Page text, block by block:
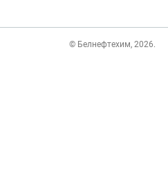
© Белнефтехим, 2026.